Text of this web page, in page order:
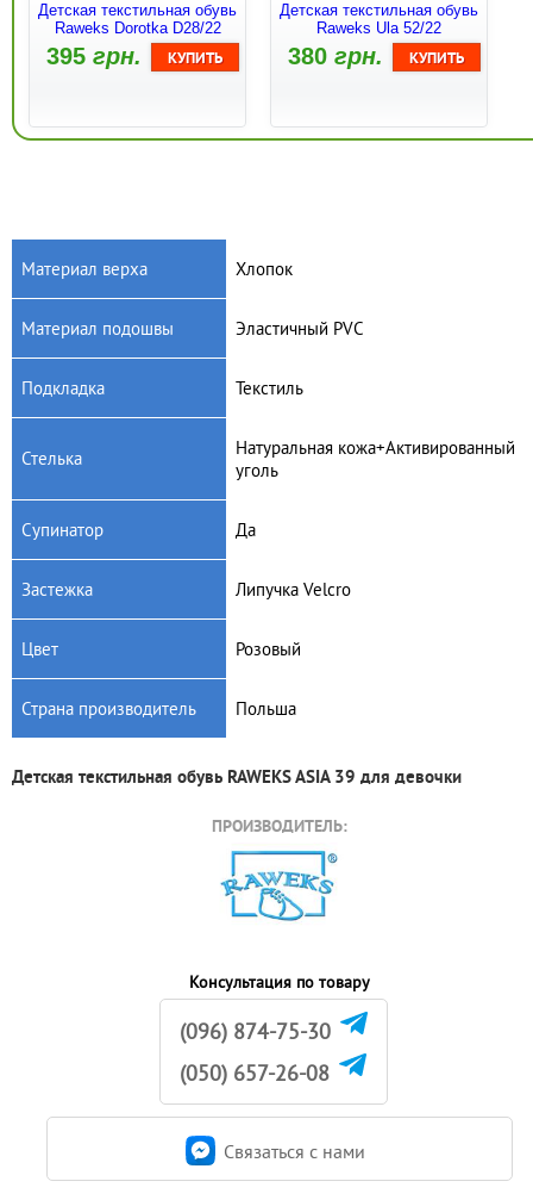
Детская текстильная обувь
Raweks Dorotka D28/22
395грн.
Детская текстильная обувь
Raweks Ula 52/22
380грн.
Raweks Kaja 18
380грн.
Материал верха Хлопок
Материал подошвы Эластичный PVC
Подкладка Текстиль
Стелька
Натуральная кожа+Активированный
уголь
Супинатор Да
Застежка Липучка Velcro
Цвет Розовый
Страна производитель Польша
Детская текстильная обувь RAWEKS ASIA 39 для девочки
ПРОИЗВОДИТЕЛЬ:
Консультация по товару
(096) 874-75-30
(050) 657-26-08
Связаться c нами